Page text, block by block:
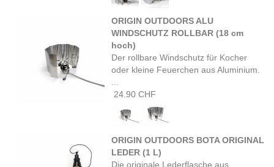
ORIGIN OUTDOORS ALU
WINDSCHUTZ ROLLBAR (18 cm
hoch)
Der rollbare Windschutz für Kocher
oder kleine Feuerchen aus Aluminium.
24.90 CHF
ORIGIN OUTDOORS BOTA ORIGINAL
LEDER (1 L)
Die originale Lederflasche aus